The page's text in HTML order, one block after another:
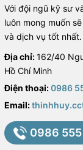
Với đội ngũ kỹ sư
luôn mong muốn
và dịch vụ tốt nhất.
Địa chỉ:162/40
Hồ Chí Minh
Điện thoại:0986
Email:
0986